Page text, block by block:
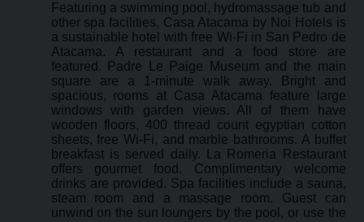
Featuring a swimming pool, hydromassage tub and
other spa facilities, Casa Atacama by Noi Hotels is
a sustainable hotel with free Wi-Fi in San Pedro de
Atacama. A restaurant and a food store are
featured. Padre Le Paige Museum and the main
square are a 1-minute walk away. Bright and
spacious, rooms at Casa Atacama feature large
windows with garden views. All of them have
wooden floors, 400 thread count egyptian cotton
sheets, free Wi-Fi, and marble bathrooms. A buffet
breakfast is served daily. La Romeria Restaurant
offers gourmet food. Complimentary welcome
drinks are provided. Spa facilities include a sauna,
steam room and a massage room. Guest can
unwind on the sun loungers by the pool, or use the